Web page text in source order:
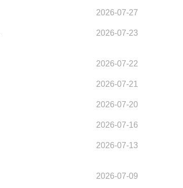
2026-07-27
2026-07-23
2026-07-22
2026-07-21
2026-07-20
2026-07-16
2026-07-13
2026-07-09